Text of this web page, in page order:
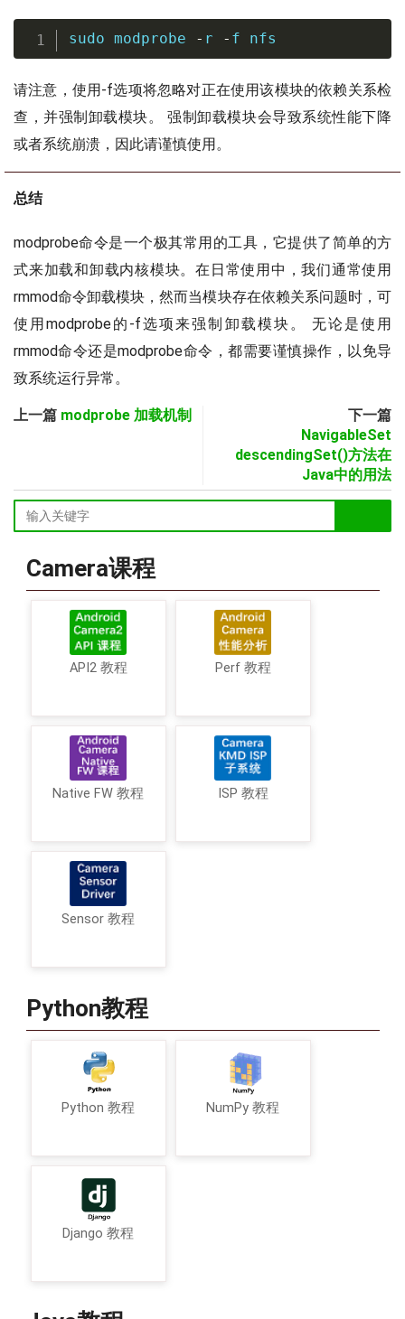
sudo modprobe - r - f nfs
请注意，使用-f选项将忽略对正在使用该模块的依赖关系检
查，并强制卸载模块。 强制卸载模块会导致系统性能下降
或者系统崩溃，因此请谨慎使用。
总结
modprobe命令是一个极其常用的工具，它提供了简单的方
式来加载和卸载内核模块。在日常使用中，我们通常使用
rmmod命令卸载模块，然而当模块存在依赖关系问题时，可
使用modprobe的-f选项来强制卸载模块。 无论是使用
rmmod命令还是modprobe命令，都需要谨慎操作，以免导
致系统运行异常。
上一篇 modprobe 加载机制
下一篇
NavigableSet
descendingSet()方法在
Java中的用法
Camera课程
API2 教程 Perf 教程
Native FW 教程 ISP 教程
Sensor 教程
Python教程
Python 教程 NumPy 教程
Django 教程